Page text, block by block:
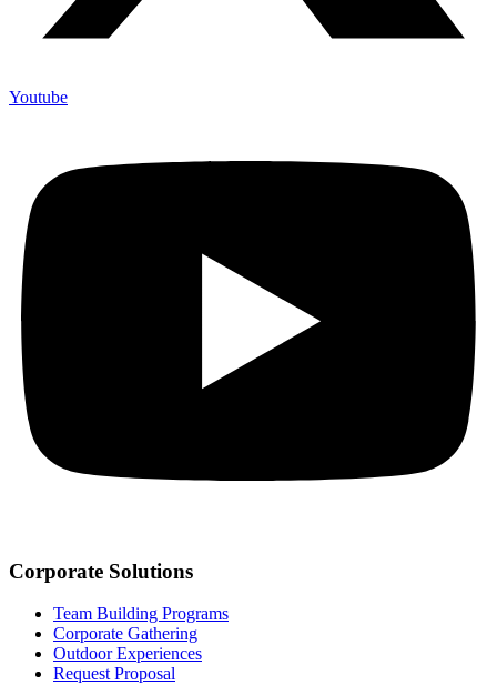
Youtube
Corporate Solutions
Team Building Programs
Corporate Gathering
Outdoor Experiences
Request Proposal